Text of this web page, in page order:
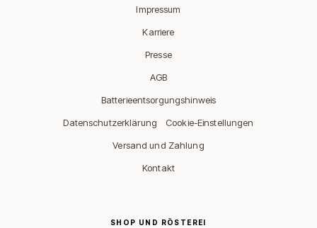
Impressum
Karriere
Presse
AGB
Batterieentsorgungshinweis
Datenschutzerklärung
Cookie-Einstellungen
Versand und Zahlung
Kontakt
SHOP UND RÖSTEREI